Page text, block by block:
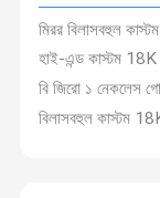
18K গোল্ড ডায়মন্ড রিং
HK সেটিং জুয়েলারী
হাই-এন্ড ব্র্যান্ড
মিরর বিলাসবহুল
হাই-এন্ড কাস্টম 18K
বি জিরো ১ নেকলেস
বিলাসবহুল কাস্টম